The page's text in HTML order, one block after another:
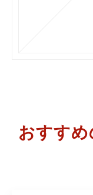
おすす